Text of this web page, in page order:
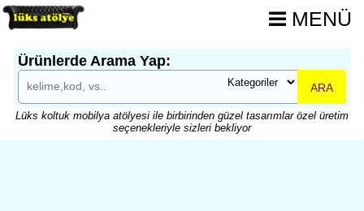
MENÜ
Ürünlerde Arama Yap:
ARA
Lüks koltuk mobilya atölyesi ile birbirinden güzel tasarımlar özel üretim
seçenekleriyle sizleri bekliyor